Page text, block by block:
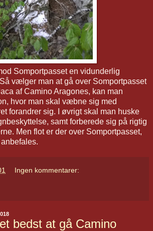
Somportpasset en vidunderlig
vælger man at gå over Somportpasset
af Camino Aragones, kan man
hvor man skal væbne sig med
forandrer sig. I øvrigt skal man huske
samt forberede sig på rigtig
Men flot er der over Somportpasset,
Ingen kommentarer:
bedst at gå Camino